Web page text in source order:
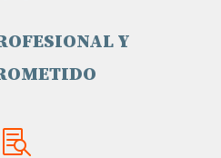
Y
